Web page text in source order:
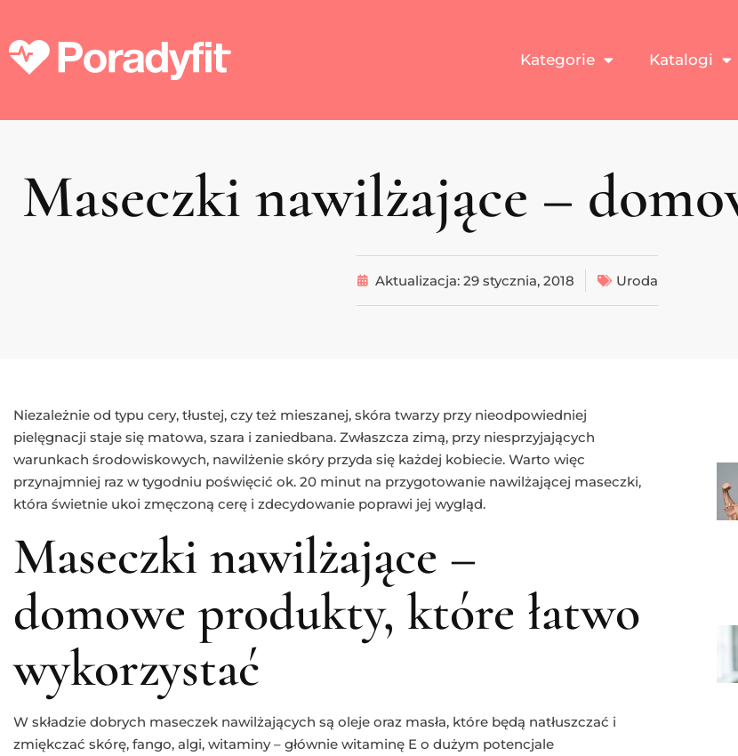
Kategorie Katalogi
Maseczki nawilżające –
Aktualizacja: 29 stycznia, 2018 Uroda
Niezależnie od typu cery, tłustej, czy też mieszanej, skóra twarzy przy nieodpowiedniej
pielęgnacji staje się matowa, szara i zaniedbana. Zwłaszcza zimą, przy niesprzyjających
warunkach środowiskowych, nawilżenie skóry przyda się każdej kobiecie. Warto więc
przynajmniej raz w tygodniu poświęcić ok. 20 minut na przygotowanie nawilżającej maseczki,
która świetnie ukoi zmęczoną cerę i zdecydowanie poprawi jej wygląd.
Maseczki nawilżające –
domowe produkty, które łatwo
wykorzystać
W składzie dobrych maseczek nawilżających są oleje oraz masła, które będą natłuszczać i
zmiękczać skórę, fango, algi, witaminy – głównie witaminę E o dużym potencjale